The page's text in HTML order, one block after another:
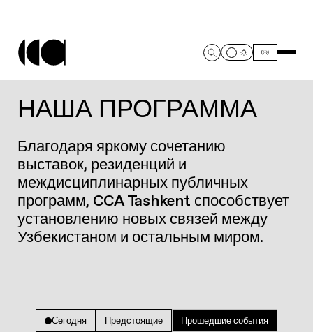
НАША ПРОГРАММА
Благодаря яркому сочетанию
выставок, резиденций и
междисциплинарных публичных
программ, CCA Tashkent способствует
установлению новых связей между
Узбекистаном и остальным миром.
Сегодня Предстоящие Прошедшие события